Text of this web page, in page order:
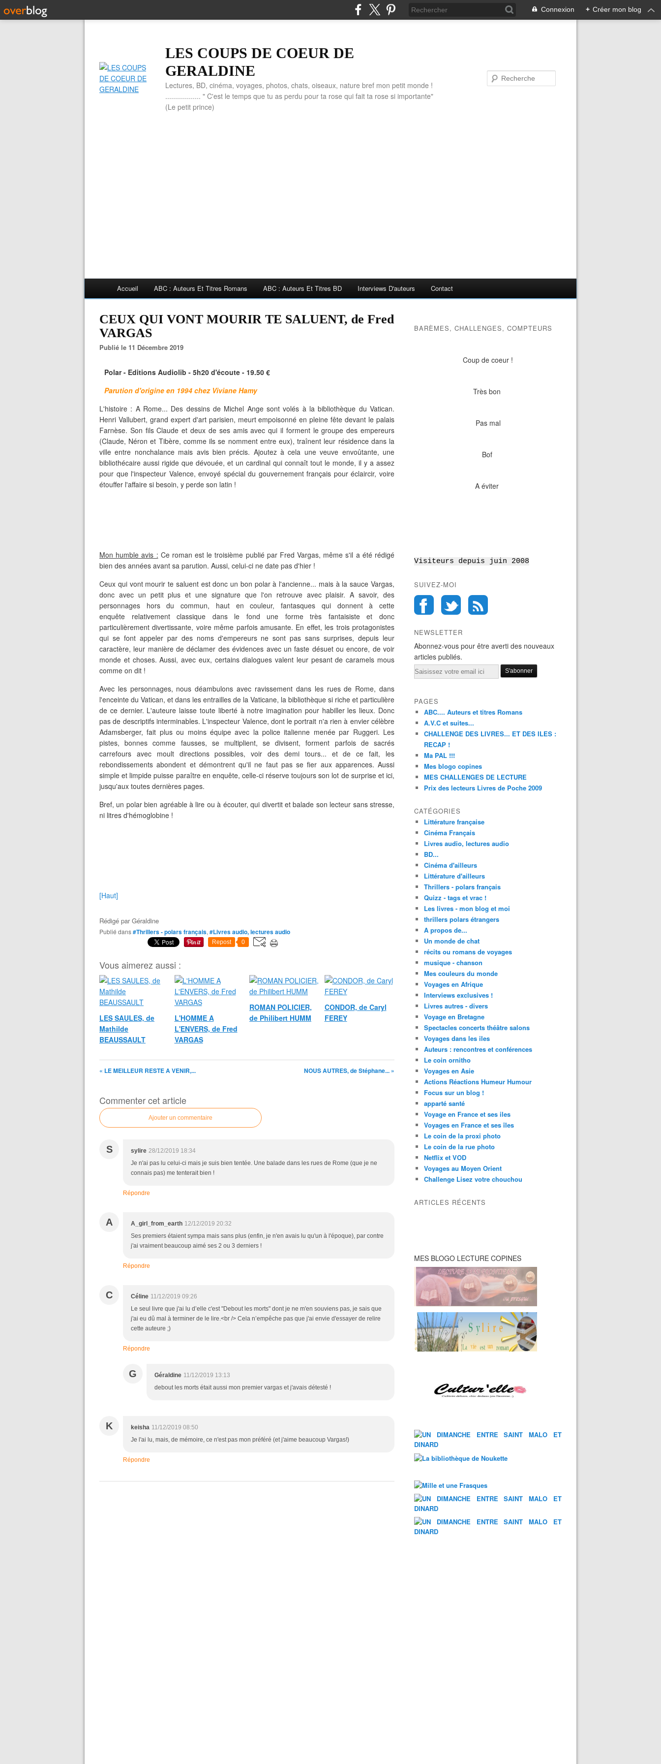
Connexion + Créer mon blog
LES COUPS DE COEUR DE
GERALDINE
Lectures, BD, cinéma, voyages, photos, chats, oiseaux, nature bref mon petit monde !
.................. " C'est le temps que tu as perdu pour ta rose qui fait ta rose si importante"
(Le petit prince)
Accueil ABC : Auteurs Et Titres Romans ABC : Auteurs Et Titres BD Interviews D'auteurs Contact
CEUX QUI VONT MOURIR TE SALUENT, de Fred
VARGAS
Publié le 11 Décembre 2019
Polar - Editions Audiolib - 5h20 d'écoute - 19.50 €
Parution d'origine en 1994 chez Viviane Hamy
L'histoire : A Rome... Des dessins de Michel Ange sont volés à la bibliothèque du Vatican.
Henri Vallubert, grand expert d'art parisien, meurt empoisonné en pleine fête devant le palais
Farnèse. Son fils Claude et deux de ses amis avec qui il forment le groupe des empereurs
(Claude, Néron et Tibère, comme ils se nomment entre eux), traînent leur résidence dans la
ville entre nonchalance mais avis bien précis. Ajoutez à cela une veuve envoûtante, une
bibliothécaire aussi rigide que dévouée, et un cardinal qui connaît tout le monde, il y a assez
pour que l'inspecteur Valence, envoyé spécial du gouvernement français pour éclaircir, voire
étouffer l'affaire si besoin, y perde son latin !
Mon humble avis : Ce roman est le troisième publié par Fred Vargas, même s'il a été rédigé
bien des années avant sa parution. Aussi, celui-ci ne date pas d'hier !
Ceux qui vont mourir te saluent est donc un bon polar à l'ancienne... mais à la sauce Vargas,
donc avec un petit plus et une signature que l'on retrouve avec plaisir. A savoir, des
personnages hors du commun, haut en couleur, fantasques qui donnent à cette
enquête relativement classique dans le fond une forme très fantaisiste et donc
particulièrement divertissante, voire même parfois amusante. En effet, les trois protagonistes
qui se font appeler par des noms d'empereurs ne sont pas sans surprises, depuis leur
caractère, leur manière de déclamer des évidences avec un faste désuet ou encore, de voir
monde et choses. Aussi, avec eux, certains dialogues valent leur pesant de caramels mous
comme on dit !
Avec les personnages, nous déambulons avec ravissement dans les rues de Rome, dans
l'enceinte du Vatican, et dans les entrailles de la Vaticane, la bibliothèque si riche et particulière
de ce dernier. L'auteure laisse toute liberté à notre imagination pour habiller les lieux. Donc
pas de descriptifs interminables. L'inspecteur Valence, dont le portrait n'a rien à envier célèbre
Adamsberger, fait plus ou moins équipe avec la police italienne menée par Ruggeri. Les
pistes, bonnes comme fausses, se multiplient, se divisent, forment parfois de sacrés
carrefours avec moult directions possibles, voir des demi tours... et de ce fait, les
rebondissements abondent et démontrent qu'il ne faut pas se fier aux apparences. Aussi
simple et limpide puisse paraître en enquête, celle-ci réserve toujours son lot de surprise et ici,
jusqu'aux toutes dernières pages.
Bref, un polar bien agréable à lire ou à écouter, qui divertit et balade son lecteur sans stresse,
ni litres d'hémoglobine !
[Haut]
Rédigé parGéraldine
Publié dans#Thrillers - polars français, #Livres audio, lectures audio
Repost 0
Vous aimerez aussi :
LES SAULES, de
Mathilde
BEAUSSAULT
L'HOMME A
L'ENVERS, de Fred
VARGAS
ROMAN POLICIER,
de Philibert HUMM
CONDOR, de Caryl
FEREY
« LE MEILLEUR RESTE A VENIR,... NOUS AUTRES, de Stéphane... »
Commenter cet article
Ajouter un commentaire
S sylire 28/12/2019 18:34
Je n'ai pas lu celui-ci mais je suis bien tentée. Une balade dans les rues de Rome (que je ne
connais pas) me tenterait bien !
Répondre
A A_girl_from_earth 12/12/2019 20:32
Ses premiers étaient sympa mais sans plus (enfin, je n'en avais lu qu'un à l'époque), par contre
j'ai vraiment beaucoup aimé ses 2 ou 3 derniers !
Répondre
C Céline 11/12/2019 09:26
Le seul livre que j'ai lu d’elle c'est "Debout les morts" dont je ne m'en souviens pas, je sais que
j'ai eu dû mal à terminer de le lire.<br /> Cela n’empêche pas que j'ai envie d'essayer de relire
cette auteure ;)
Répondre
G Géraldine 11/12/2019 13:13
debout les morts était aussi mon premier vargas et j'avais détesté !
K keisha 11/12/2019 08:50
Je l'ai lu, mais, de mémoire, ce n'est pas mon préféré (et j'aime beaucoup Vargas!)
Répondre
BARÈMES, CHALLENGES, COMPTEURS
Coup de coeur !
Très bon
Pas mal
Bof
A éviter
Visiteurs depuis juin 2008
SUIVEZ-MOI
NEWSLETTER
Abonnez-vous pour être averti des nouveaux
articles publiés.
Email
PAGES
ABC.... Auteurs et titres Romans
A.V.C et suites...
CHALLENGE DES LIVRES... ET DES ILES :
RECAP !
Ma PAL !!!
Mes blogo copines
MES CHALLENGES DE LECTURE
Prix des lecteurs Livres de Poche 2009
CATÉGORIES
Littérature française
Cinéma Français
Livres audio, lectures audio
BD...
Cinéma d'ailleurs
Littérature d'ailleurs
Thrillers - polars français
Quizz - tags et vrac !
Les livres - mon blog et moi
thrillers polars étrangers
A propos de...
Un monde de chat
récits ou romans de voyages
musique - chanson
Mes couleurs du monde
Voyages en Afrique
Interviews exclusives !
Livres autres - divers
Voyage en Bretagne
Spectacles concerts théâtre salons
Voyages dans les iles
Auteurs : rencontres et conférences
Le coin ornitho
Voyages en Asie
Actions Réactions Humeur Humour
Focus sur un blog !
apparté santé
Voyage en France et ses iles
Voyages en France et ses îles
Le coin de la proxi photo
Le coin de la rue photo
Netflix et VOD
Voyages au Moyen Orient
Challenge Lisez votre chouchou
ARTICLES RÉCENTS
MES BLOGO LECTURE COPINES